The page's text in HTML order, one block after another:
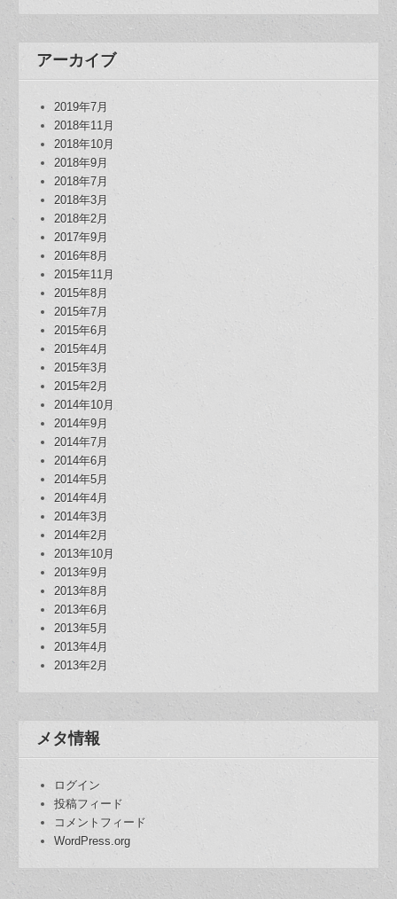
アーカイブ
2019年7月
2018年11月
2018年10月
2018年9月
2018年7月
2018年3月
2018年2月
2017年9月
2016年8月
2015年11月
2015年8月
2015年7月
2015年6月
2015年4月
2015年3月
2015年2月
2014年10月
2014年9月
2014年7月
2014年6月
2014年5月
2014年4月
2014年3月
2014年2月
2013年10月
2013年9月
2013年8月
2013年6月
2013年5月
2013年4月
2013年2月
メタ情報
ログイン
投稿フィード
コメントフィード
WordPress.org